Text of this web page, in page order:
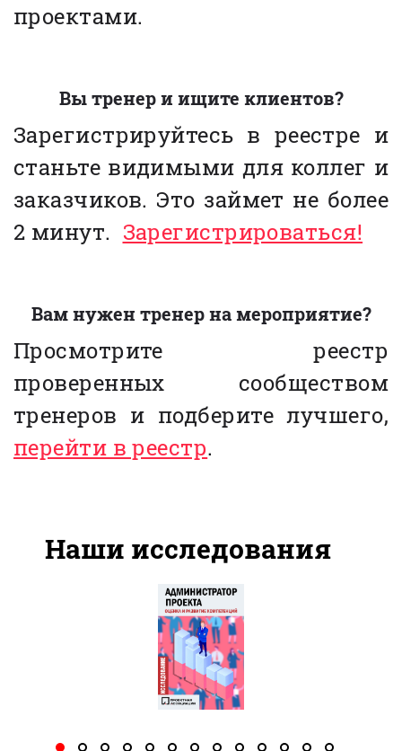
проектами.
Вы тренер и ищите клиентов?
Зарегистрируйтесь в реестре и
станьте видимыми для коллег и
заказчиков. Это займет не более
2 минут. Зарегистрироваться!
Вам нужен тренер на мероприятие?
Просмотрите реестр
проверенных сообществом
тренеров и подберите лучшего,
перейти в реестр.
Наши исследования